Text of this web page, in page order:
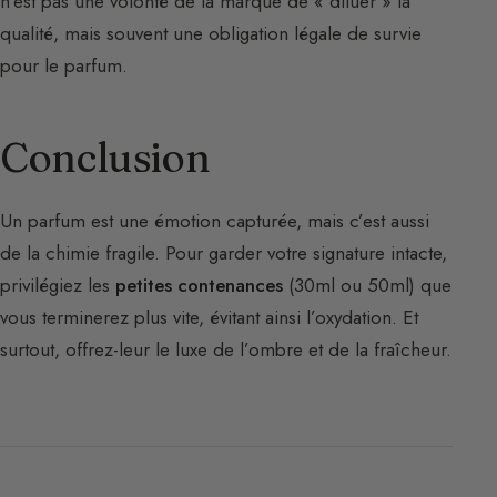
qualité, mais souvent une obligation légale de survie
pour le parfum.
Conclusion
Un parfum est une émotion capturée, mais c’est aussi
de la chimie fragile. Pour garder votre signature intacte,
privilégiez les petites contenances (30ml ou 50ml) que
vous terminerez plus vite, évitant ainsi l’oxydation. Et
surtout, offrez-leur le luxe de l’ombre et de la fraîcheur.